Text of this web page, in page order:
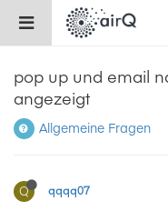
pop up und email
angezeigt
Allgemeine Fragen
Q qqqq07